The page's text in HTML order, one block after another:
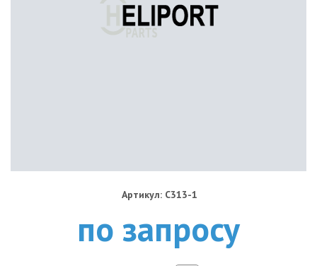
Артикул: C313-1
по запросу